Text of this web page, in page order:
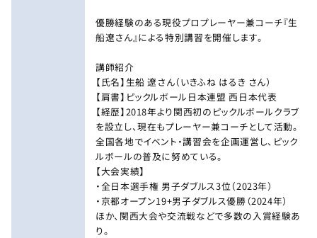
優勝経験のある現役プロプレーヤー兼コーチ『生
船遼さん』による特別講習を開催します。
講師紹介
【氏名】生船 遼さん（いきふね はるき さん）
【肩書】ピックルボール日本連盟 西日本代表
【経歴】2018年より関西初のピックルボールクラブ
を設立し、現在もプレーヤー兼コーチとして活動。
全国各地でイベント・講習会を企画運営し、ピック
ルボールの普及に努めている。
【大会実績】
・全日本選手権 男子ダブルス3位（2023年）
・京都オープン19+男子ダブルス優勝（2024年）
ほか、関西大会や交流戦などで多数の入賞経験あ
り。